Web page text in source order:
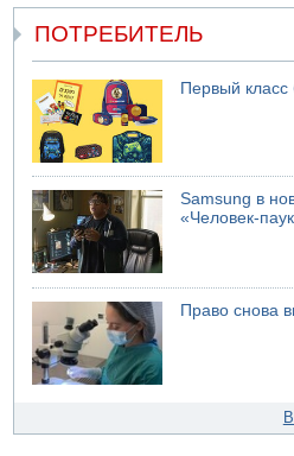
ПОТРЕБИТЕЛЬ
Первый
Samsung в
«Человек-
Право снова